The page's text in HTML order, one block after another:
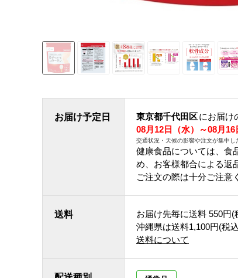
お届け予定日 東京都千代田区にお届け
08月12日（水）～08月16
交通状況・天候の影響や注文が集中し
健康食品については、食
め、お客様都合による返
ご注文の際は十分ご注意
送料 お届け先毎に送料 550円(
沖縄県は送料1,100円(税
送料について